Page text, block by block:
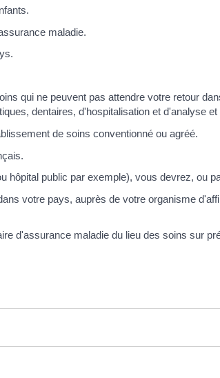
maladie.
qui ne peuvent pas attendre votre retour
dentaires, d'hospitalisation et d'analyse
de soins conventionné ou agréé.
hôpital public par exemple), vous devrez, ou
votre pays, auprès de votre organisme
d'assurance maladie du lieu des soins sur